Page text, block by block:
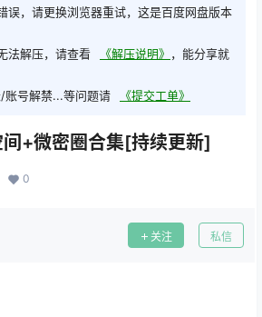
误，请更换浏览器重试，这是百度网盘版本
法解压，请查看
《解压说明》 ，能分享就
号解禁...等问题请
《提交工单》
+微密圈合集[持续更新]
0
关注 私信